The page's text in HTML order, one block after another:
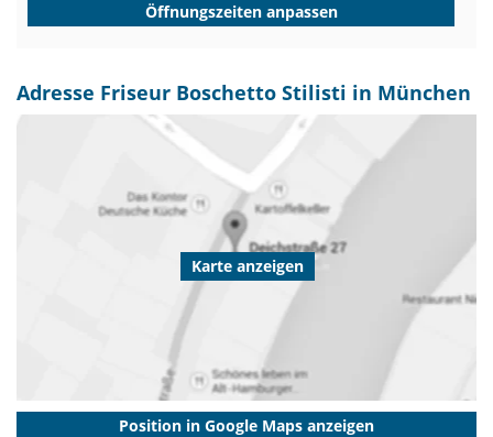
Öffnungszeiten anpassen
Adresse Friseur Boschetto Stilisti in München
Karte anzeigen
Position in Google Maps anzeigen